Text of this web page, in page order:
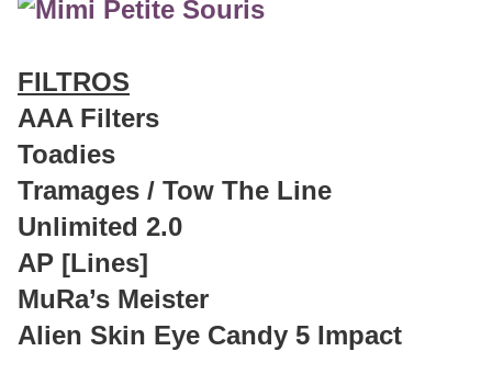
FILTROS
AAA Filters
Toadies
Tramages / Tow The Line
Unlimited 2.0
AP [Lines]
MuRa’s Meister
Alien Skin Eye Candy 5 Impact